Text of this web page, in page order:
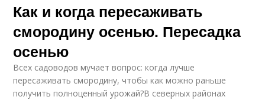
Как и когда пересаживать
смородину осенью. Пересадка
осенью
Всех садоводов мучает вопрос: когда лучше
пересаживать смородину, чтобы как можно раньше
получить полноценный урожай?В северных районах